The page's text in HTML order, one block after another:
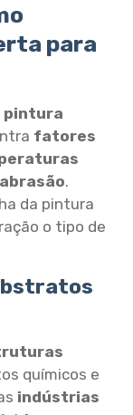
para
pintura
fatores
abrasão.
da pintura
o tipo de
químicos e
indústrias